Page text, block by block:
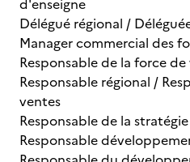
d'enseigne
Délégué régional /
Manager commercial des
Responsable de la force de
Responsable régional /
ventes
Responsable de la
Responsable